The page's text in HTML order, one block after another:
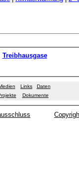
Treibhausgase
Links
Daten
Dokumente